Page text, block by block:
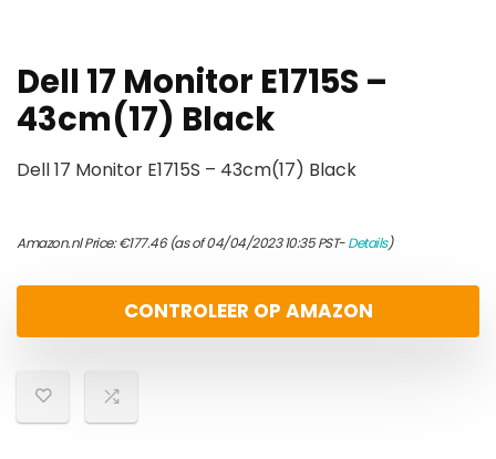
Dell 17 Monitor E1715S –
43cm(17) Black
Dell 17 Monitor E1715S – 43cm(17) Black
Amazon.nl Price:€177.46(as of 04/04/2023 10:35 PST-Details)
CONTROLEER OP AMAZON